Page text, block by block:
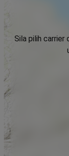
Sila pilih carrier